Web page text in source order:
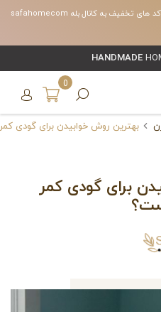
جهت معرفی محصولات جدید و مشاهده کد های تخفیف به کانال بله safahomecom
HANDMADE
0
بهترین روش خوابیدن برای گودی
برای گودی کمر